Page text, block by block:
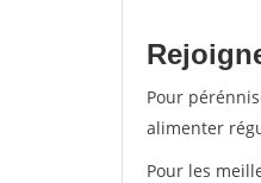
Pour
alimenter
Pour les